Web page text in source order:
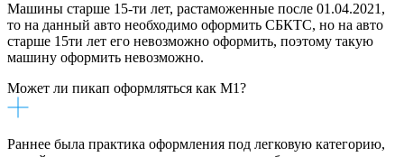
Машины старше 15-ти лет, растаможенные после 01.04.2021,
то на данный авто необходимо оформить СБКТС, но на авто
старше 15ти лет его невозможно оформить, поэтому такую
машину оформить невозможно.
Может ли пикап оформляться как М1?
Раннее была практика оформления под легковую категорию,